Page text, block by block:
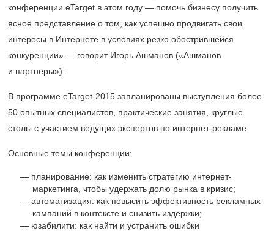
конференции eTarget в этом году — помочь бизнесу получить
ясное представление о том, как успешно продвигать свои
интересы в Интернете в условиях резко обострившейся
конкуренции» — говорит Игорь Ашманов («Ашманов
и партнеры»).
В программе eTarget-2015 запланированы выступления более
50 опытных специалистов, практические занятия, круглые
столы с участием ведущих экспертов по интернет-рекламе.
Основные темы конференции:
планирование: как изменить стратегию интернет-
маркетинга, чтобы удержать долю рынка в кризис;
автоматизация: как повысить эффективность рекламных
кампаний в контексте и снизить издержки;
юзабилити: как найти и устранить ошибки